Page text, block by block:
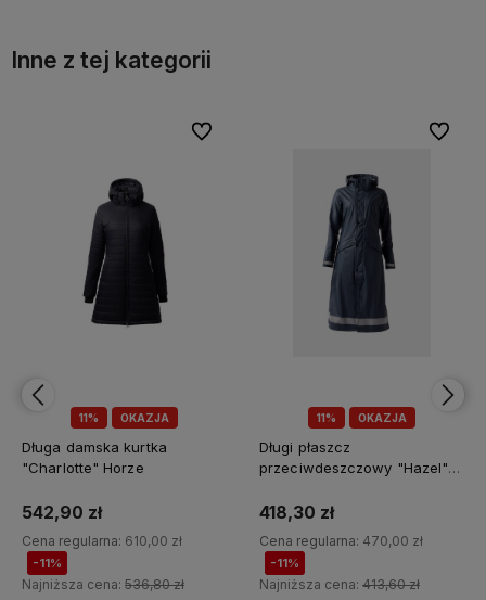
Inne z tej kategorii
11% OKAZJA
Długi płaszcz
przeciwdeszczowy "Hazel"
418,30 zł
Cena regularna: 470,00 zł
-11%
Najniższa cena: 413,60 zł
Do ulubionych
Do ulubionych
10% OKAZJA
Kurtka "Catori Womens
Softshell" Premier Equine
296,10 zł
Cena regularna: 329,00 zł
-10%
Najniższa cena: 292,81 zł
Do
Do